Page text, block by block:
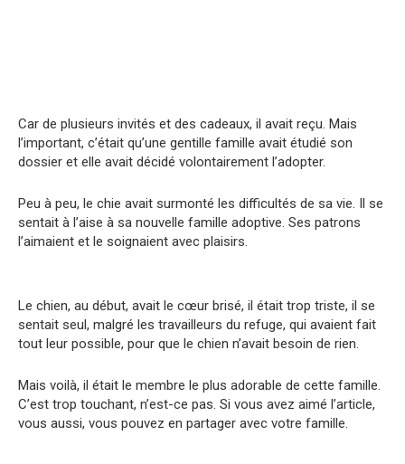
Car de plusieurs invités et des cadeaux, il avait reçu. Mais
l’important, c’était qu’une gentille famille avait étudié son
dossier et elle avait décidé volontairement l’adopter.
Peu à peu, le chie avait surmonté les difficultés de sa vie. Il se
sentait à l’aise à sa nouvelle famille adoptive. Ses patrons
l’aimaient et le soignaient avec plaisirs.
Le chien, au début, avait le cœur brisé, il était trop triste, il se
sentait seul, malgré les travailleurs du refuge, qui avaient fait
tout leur possible, pour que le chien n’avait besoin de rien.
Mais voilà, il était le membre le plus adorable de cette famille.
C’est trop touchant, n’est-ce pas. Si vous avez aimé l’article,
vous aussi, vous pouvez en partager avec votre famille.